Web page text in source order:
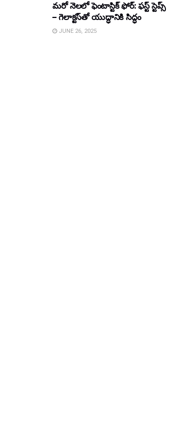
మరో నెలలో ఫెంటాస్టిక్ ఫోర్: ఫస్ట్ స్టెప్స్
– గెలాక్టస్‌తో యుద్ధానికి సిద్ధం
JUNE 26, 2025